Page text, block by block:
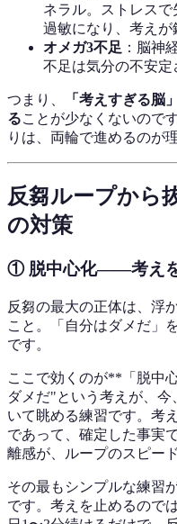
ネラル。ストレス
過敏になり、考えが
オメガ3不足 ：脳神
不足は気分の不安定
つまり、
「考えすぎる脳
ることが少なくないので
りは、両輪で進めるのが
反芻ループか
の対策
① 脱中心化——考え
反芻の最大の正体は、浮
こと。「自分はダメだ」
です。
ここで効くのが**「脱中
ダメだ"という考えが、今
いて眺める練習です。考
であって、確定した事実
離感が、ループのスピー
その最もシンプルな練習が
です。考えを止めるので